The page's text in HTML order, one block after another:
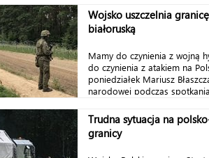
Wojsko uszczelnia
białoruską
Mamy do czynienia z wojną
do czynienia z atakiem na
poniedziałek Mariusz
narodowej podczas
Trudna sytuacja na
granicy